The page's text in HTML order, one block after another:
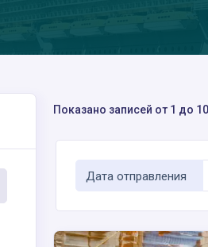
Показано записей от 1 до
Дата отправления